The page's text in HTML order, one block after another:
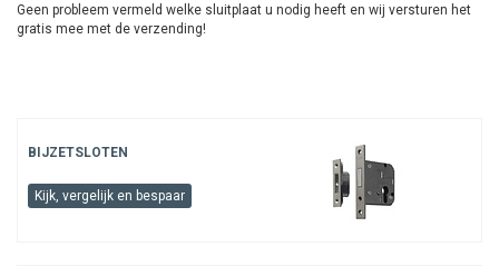
Geen probleem vermeld welke sluitplaat u nodig heeft en wij versturen het
gratis mee met de verzending!
BIJZETSLOTEN
Kijk, vergelijk en bespaar